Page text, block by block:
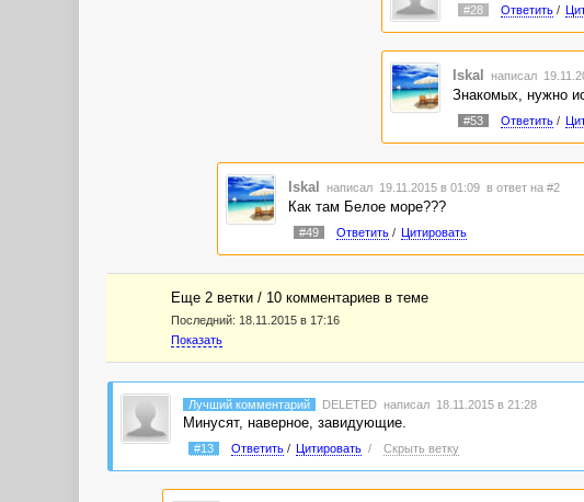
#28 Ответить/
Iskal написал
Знакомых, нужно
#53 Ответить/
Iskal написал 19.11.2015 в 01:09 в ответ на #2
Как там Белое море???
#49 Ответить/ Цитировать
Еще 2 ветки / 10 комментариев в темe
Последний: 18.11.2015 в 17:16
Показать
Лучший комментарий DELETED написал 18.11.2015 в 21:28
Минусят, наверное, завидующие.
#13 Ответить/ Цитировать / Скрыть ветку